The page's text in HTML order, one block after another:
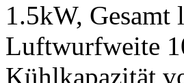
1.5kW,
Luftwurfweite
Kühlkapazität